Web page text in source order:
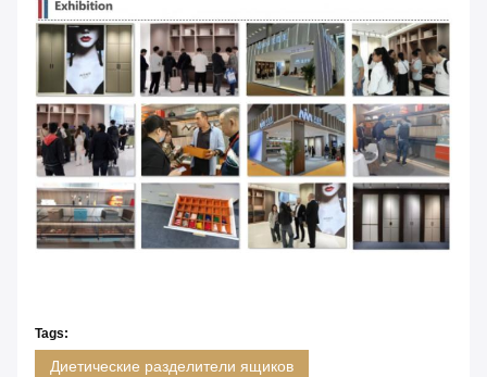
Tags:
Диетические разделители ящиков